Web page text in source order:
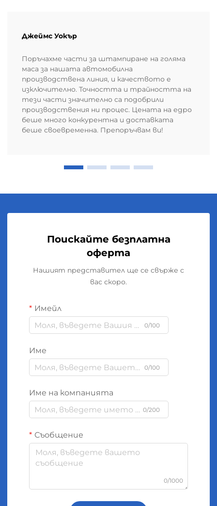
Джеймс Уокър
Поръчахме части за штампиране на голяма
маса за нашата автомобилна
производствена линия, и качеството е
изключително. Точността и трайността на
тези части значително са подобрили
производствения ни процес. Цената на едро
беше много конкурентна и доставката
беше своевременна. Препоръчвам ви!
Поискайте безплатна
оферта
Нашият представител ще се свърже с
вас скоро.
Имейл
0/100
Име
0/100
Име на компанията
0/200
Съобщение
0/1000